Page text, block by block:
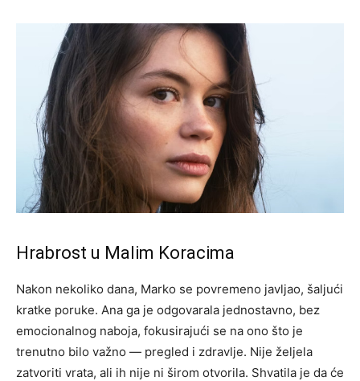
Hrabrost u Malim Koracima
Nakon nekoliko dana, Marko se povremeno javljao, šaljući
kratke poruke. Ana ga je odgovarala jednostavno, bez
emocionalnog naboja, fokusirajući se na ono što je
trenutno bilo važno — pregled i zdravlje. Nije željela
zatvoriti vrata, ali ih nije ni širom otvorila. Shvatila je da će